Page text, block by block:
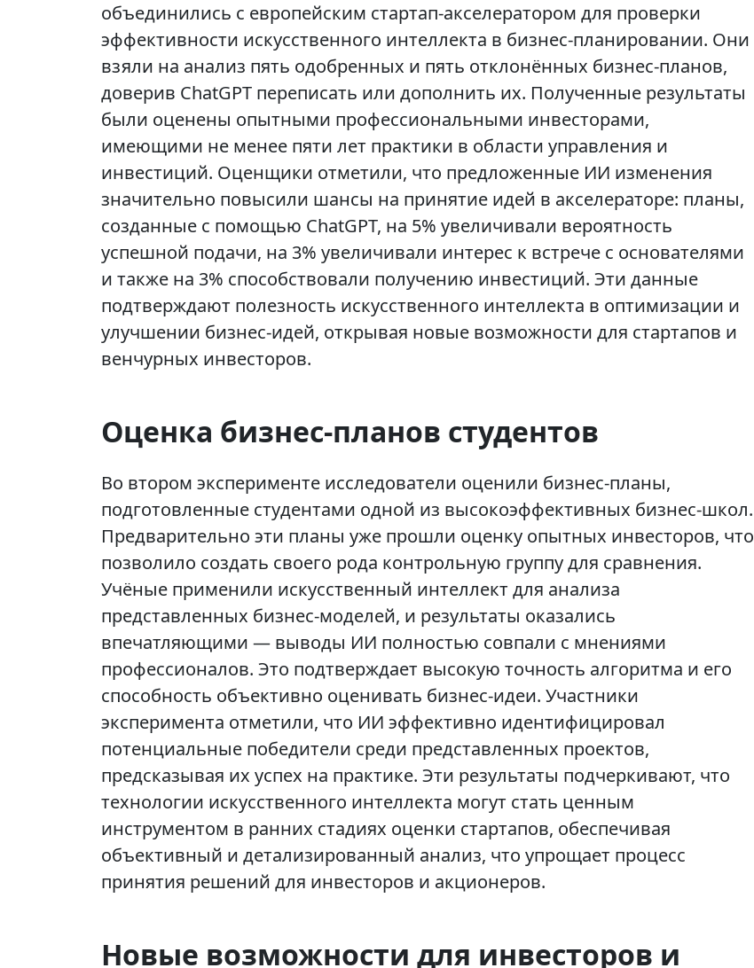
объединились с европейским стартап-акселератором для проверки
эффективности искусственного интеллекта в бизнес-планировании. Они
взяли на анализ пять одобренных и пять отклонённых бизнес-планов,
доверив ChatGPT переписать или дополнить их. Полученные результаты
были оценены опытными профессиональными инвесторами,
имеющими не менее пяти лет практики в области управления и
инвестиций. Оценщики отметили, что предложенные ИИ изменения
значительно повысили шансы на принятие идей в акселераторе: планы,
созданные с помощью ChatGPT, на 5% увеличивали вероятность
успешной подачи, на 3% увеличивали интерес к встрече с основателями
и также на 3% способствовали получению инвестиций. Эти данные
подтверждают полезность искусственного интеллекта в оптимизации и
улучшении бизнес-идей, открывая новые возможности для стартапов и
венчурных инвесторов.
Оценка бизнес-планов студентов
Во втором эксперименте исследователи оценили бизнес-планы,
подготовленные студентами одной из высокоэффективных бизнес-школ.
Предварительно эти планы уже прошли оценку опытных инвесторов, что
позволило создать своего рода контрольную группу для сравнения.
Учёные применили искусственный интеллект для анализа
представленных бизнес-моделей, и результаты оказались
впечатляющими — выводы ИИ полностью совпали с мнениями
профессионалов. Это подтверждает высокую точность алгоритма и его
способность объективно оценивать бизнес-идеи. Участники
эксперимента отметили, что ИИ эффективно идентифицировал
потенциальные победители среди представленных проектов,
предсказывая их успех на практике. Эти результаты подчеркивают, что
технологии искусственного интеллекта могут стать ценным
инструментом в ранних стадиях оценки стартапов, обеспечивая
объективный и детализированный анализ, что упрощает процесс
принятия решений для инвесторов и акционеров.
Новые возможности для инвесторов и